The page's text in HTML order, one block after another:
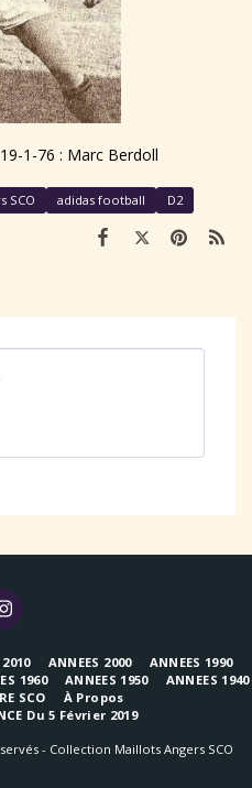
1-76 : Marc Berdoll
SCO adidas football D2
ANNEES 2000
ANNEES 1990
1960 ANNEES 1950
ANNEES 1940
SCO
À Propos
Du 5 Février 2019
- Collection Maillots Angers SCO